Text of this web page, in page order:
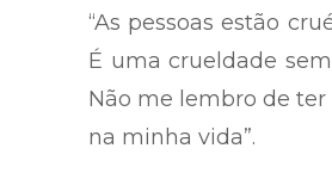
“As pessoas estão
É uma crueldade
Não me lembro de ter
na minha vida”.